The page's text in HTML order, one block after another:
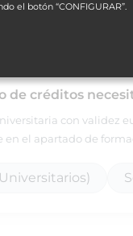
de créditos
con validez
el apartado de
el botón “CONFIGURAR”.